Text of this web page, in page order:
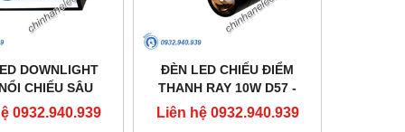
DOWNLIGHT
CHIẾU SÂU
- DFB2301
- DUHAL
0932.940.939
ĐÈN LED CHIẾU ĐIỂM
THANH RAY 10W D57 -
DIA1101 - DUHAL
Liên hệ 0932.940.939